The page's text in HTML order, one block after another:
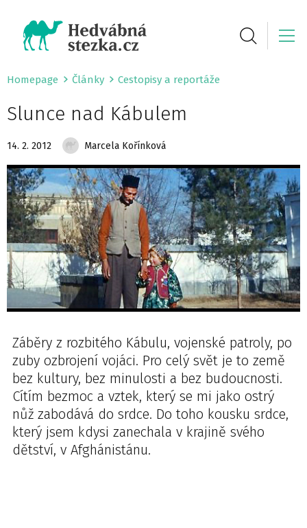
Homepage Články Cestopisy a reportáže
Slunce nad Kábulem
14. 2. 2012 Marcela Kořínková
Záběry z rozbitého Kábulu, vojenské patroly, po
zuby ozbrojení vojáci. Pro celý svět je to země
bez kultury, bez minulosti a bez budoucnosti.
Cítím bezmoc a vztek, který se mi jako ostrý
nůž zabodává do srdce. Do toho kousku srdce,
který jsem kdysi zanechala v krajině svého
dětství, v Afghánistánu.